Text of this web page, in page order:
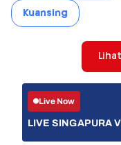
Kuansing
Live Now
LIVE SINGAPURA